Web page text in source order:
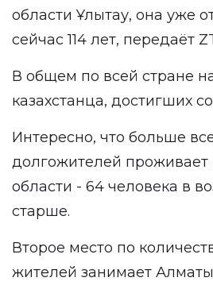
области Ұлытау, она уже
сейчас 114 лет, передаёт
В общем по всей стране
казахстанца, достигших
Интересно, что больше
долгожителей проживает
области - 64 человека в
старше.
Второе место по
жителей занимает